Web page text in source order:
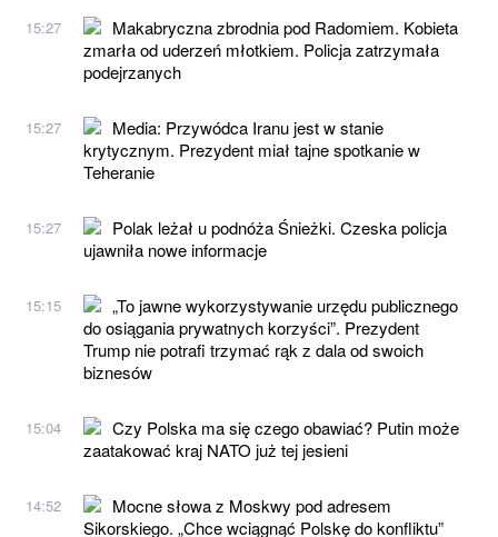
15:27
Makabryczna zbrodnia pod Radomiem. Kobieta
zmarła od uderzeń młotkiem. Policja zatrzymała
podejrzanych
15:27
Media: Przywódca Iranu jest w stanie
krytycznym. Prezydent miał tajne spotkanie w
Teheranie
15:27
Polak leżał u podnóża Śnieżki. Czeska policja
ujawniła nowe informacje
15:15
„To jawne wykorzystywanie urzędu publicznego
do osiągania prywatnych korzyści”. Prezydent
Trump nie potrafi trzymać rąk z dala od swoich
biznesów
15:04
Czy Polska ma się czego obawiać? Putin może
zaatakować kraj NATO już tej jesieni
14:52
Mocne słowa z Moskwy pod adresem
Sikorskiego. „Chce wciągnąć Polskę do konfliktu”